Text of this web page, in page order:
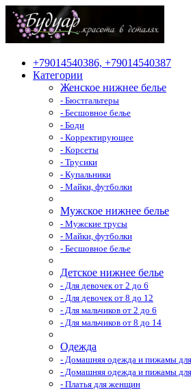
+79014540386, +79014540387
Категории
Женское нижнее белье
- Бюстгальтеры
- Бесшовное белье
- Боди
- Корректирующее
- Корсеты
- Трусики
- Купальники
- Майки, футболки
Мужское нижнее белье
- Мужские трусы
- Майки, футболки
- Бесшовное белье
Детское нижнее белье
- Для девочек от 2 до 6
- Для девочек от 8 до 12
- Для мальчиков от 2 до 6
- Для мальчиков от 8 до 14
Одежда
- Домашняя одежда и пижамы
- Домашняя одежда и пижамы
- Платья для женщин